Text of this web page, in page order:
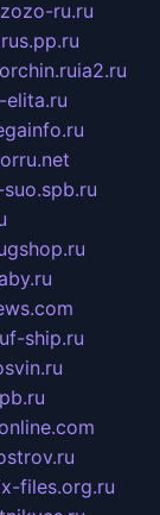
ru.ru
ia2.ru
elita.ru
f-ship.ru
files.org.ru